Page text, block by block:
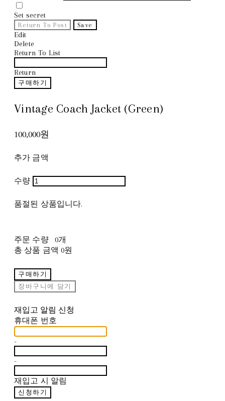
Set secret
Return To Post Save
Edit
Delete
Return To List
Return
구매하기
Vintage Coach Jacket (Green)
100,000원
추가 금액
수량
품절된 상품입니다.
주문 수량
0개
총 상품 금액 0원
구매하기
장바구니에 담기
재입고 알림 신청
휴대폰 번호
-
-
재입고 시 알림
신청하기